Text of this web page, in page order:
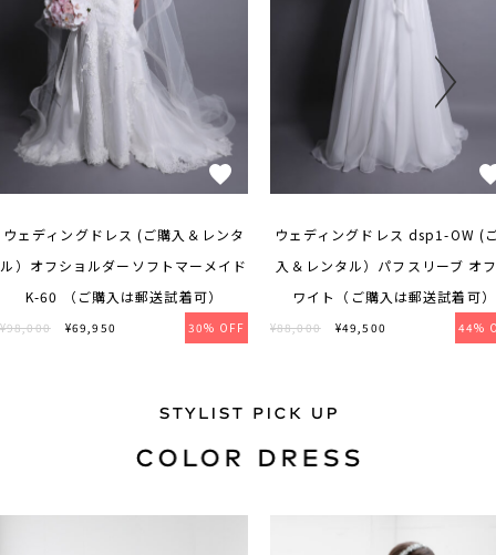
ウェディングドレス (ご購入＆レンタ
ル）オフショルダーソフトマーメイド
K-60 （ご購入は郵送試着可）
¥98,000 ¥69,950 30% OFF
ウェディングドレス dsp1-OW (
入＆レンタル）パフスリーブ オ
ワイト（ご購入は郵送試着可）
¥88,000 ¥49,500 44%